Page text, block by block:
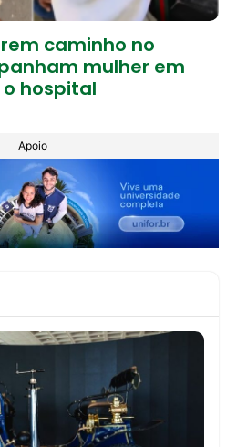
caminho no
mulher em
hospital
Apoio